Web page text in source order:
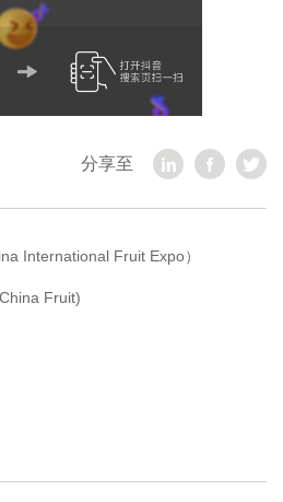
分享至
International Fruit Expo）
Fruit)